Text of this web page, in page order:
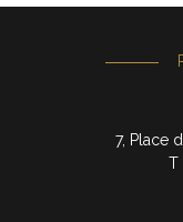
7, Place
T